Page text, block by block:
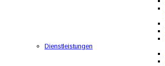
Dienstleistungen